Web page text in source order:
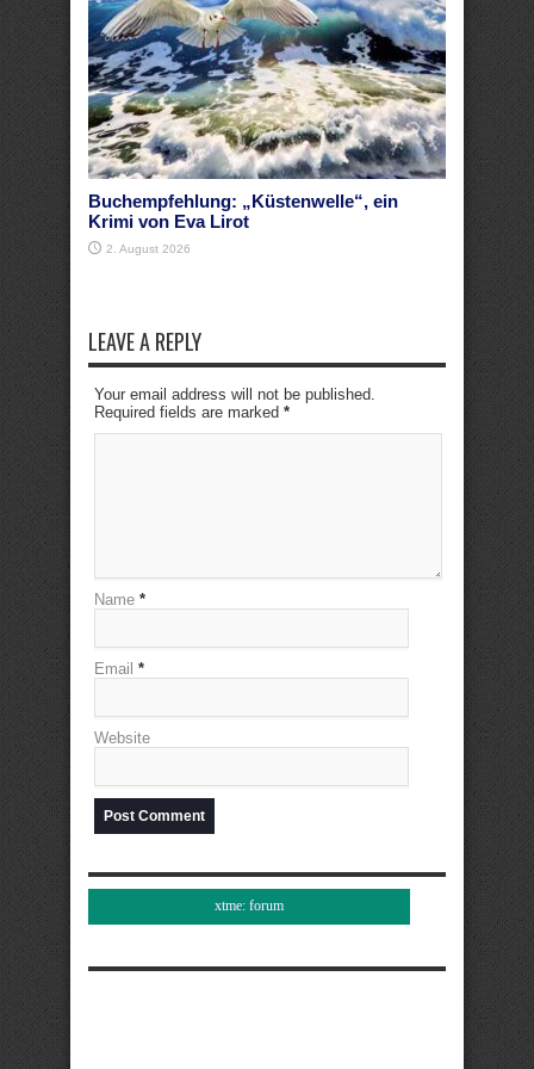
Buchempfehlung: „Küstenwelle“, ein
Krimi von Eva Lirot
2. August 2026
LEAVE A REPLY
Your email address will not be published.
Required fields are marked *
Name *
Email *
Website
xtme: forum